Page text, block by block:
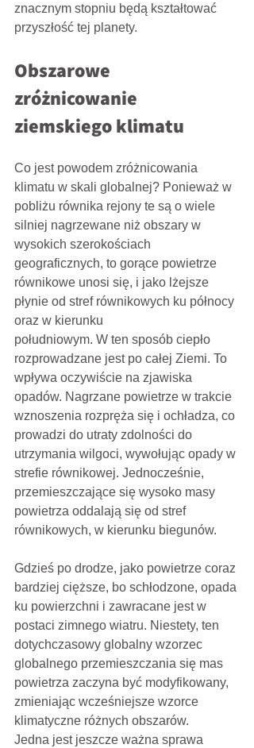
znacznym stopniu będą kształtować
przyszłość tej planety.
Obszarowe
zróżnicowanie
ziemskiego klimatu
Co jest powodem zróżnicowania
klimatu w skali globalnej? Ponieważ w
pobliżu równika rejony te są o wiele
silniej nagrzewane niż obszary w
wysokich szerokościach
geograficznych, to gorące powietrze
równikowe unosi się, i jako lżejsze
płynie od stref równikowych ku północy
oraz w kierunku
południowym. W ten sposób ciepło
rozprowadzane jest po całej Ziemi. To
wpływa oczywiście na zjawiska
opadów. Nagrzane powietrze w trakcie
wznoszenia rozpręża się i ochładza, co
prowadzi do utraty zdolności do
utrzymania wilgoci, wywołując opady w
strefie równikowej. Jednocześnie,
przemieszczające się wysoko masy
powietrza oddalają się od stref
równikowych, w kierunku biegunów.
Gdzieś po drodze, jako powietrze coraz
bardziej cięższe, bo schłodzone, opada
ku powierzchni i zawracane jest w
postaci zimnego wiatru. Niestety, ten
dotychczasowy globalny wzorzec
globalnego przemieszczania się mas
powietrza zaczyna być modyfikowany,
zmieniając wcześniejsze wzorce
klimatyczne różnych obszarów.
Jedna jest jeszcze ważna sprawa